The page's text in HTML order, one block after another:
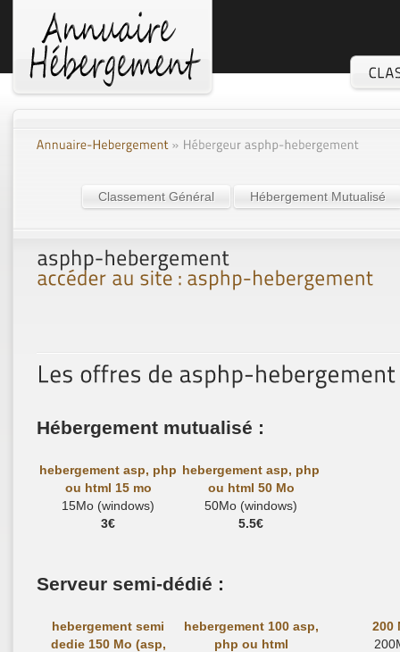
Classement Général Hébergement Mutualisé
Hébergement mutualisé :
hebergement asp, php
ou html 15 mo
15Mo (windows)
3€
hebergement asp, php
ou html 50 Mo
50Mo (windows)
5.5€
Serveur semi-dédié :
hebergement semi
dedie 150 Mo (asp,
hebergement 100 asp,
php ou html
200